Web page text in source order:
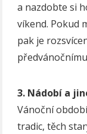
a nazdobte si
víkend. Pokud
pak je
3. Nádobí a
Vánoční
tradic, těch